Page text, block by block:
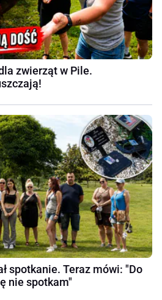
zwierząt w Pile.
spotkanie. Teraz mówi: "Do
nie spotkam"